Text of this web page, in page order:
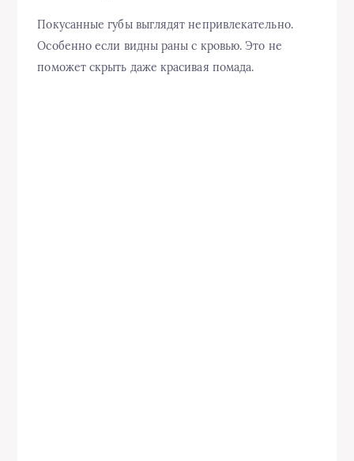
Покусанные губы выглядят непривлекательно.
Особенно если видны раны с кровью. Это не
поможет скрыть даже красивая помада.